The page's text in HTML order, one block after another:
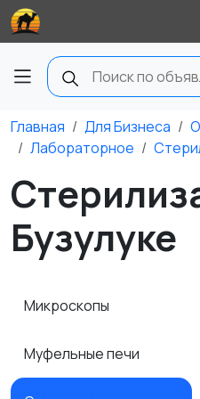
Главная Для Бизнеса
Лабораторное
Бузулуке
Микроскопы
Муфельные печи